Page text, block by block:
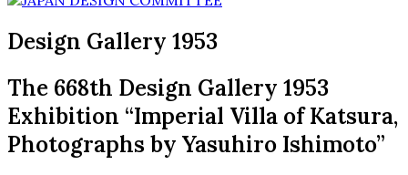
Design Gallery 1953
The 668th Design Gallery 1953
Exhibition “Imperial Villa of Katsura,
Photographs by Yasuhiro Ishimoto”